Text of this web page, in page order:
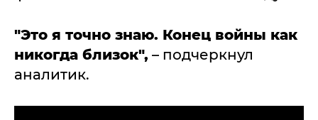
"Это я точно знаю. Конец войны как
никогда близок", – подчеркнул
аналитик.